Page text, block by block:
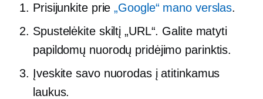
Prisijunkite prie„Google“ mano verslas.
Spustelėkite skiltį „URL“. Galite matyti
papildomų nuorodų pridėjimo parinktis.
Įveskite savo nuorodas į atitinkamus
laukus.